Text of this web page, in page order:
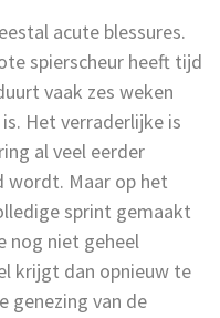
acute blessures.
spierscheur heeft tijd
vaak zes weken
Het verraderlijke is
al veel eerder
wordt. Maar op het
sprint gemaakt
nog niet geheel
krijgt dan opnieuw te
genezing van de